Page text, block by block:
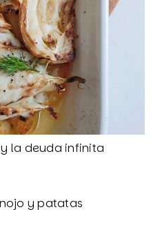
la deuda infinita
y patatas